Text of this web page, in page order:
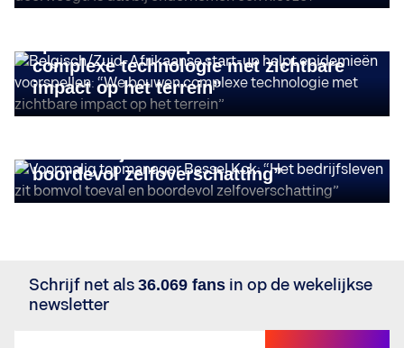
complexe technologie met zichtbare
impact op het terrein”
STORIES
boordevol zelfoverschatting”
Schrijf net als 36.069 fans in op de wekelijkse
newsletter